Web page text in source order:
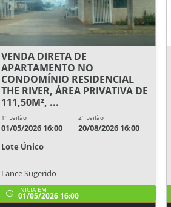
VENDA DIRETA DE
APARTAMENTO NO
CONDOMÍNIO RESIDENCIAL
THE RIVER, ÁREA PRIVATIVA DE
111,50M², ...
1° Leilão
01/05/2026 16:00
2° Leilão
20/08/2026 16:00
Lote Único
Lance Sugerido
INICIA EM
01/05/2026 16:00